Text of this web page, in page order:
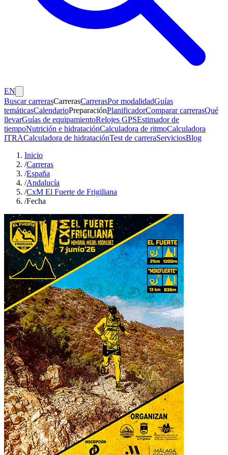
EN
Buscar carrerasCarrerasCarrerasPor modalidadGuías
temáticasCalendarioPreparaciónPlanificadorComparar carrerasQué
llevarGuías de equipamientoRelojes GPSEstimador de
tiempoNutrición e hidrataciónCalculadora de ritmoCalculadora
ITRACalculadora de hidrataciónTest de carreraServiciosBlog
Inicio
/Carreras
/España
/Andalucía
/CxM El Fuerte de Frigiliana
/Fecha